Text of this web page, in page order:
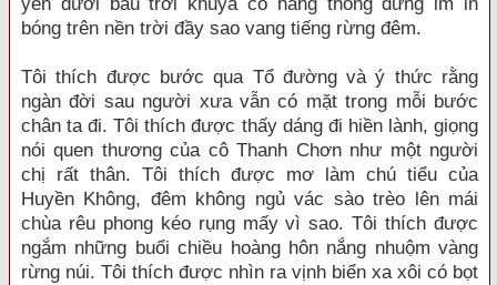
bóng trên nền trời đầy sao vang tiếng rừng đêm.
Tôi thích được bước qua Tổ đường và ý thức rằng
ngàn đời sau người xưa vẫn có mặt trong mỗi bước
chân ta đi. Tôi thích được thấy dáng đi hiền lành, giọng
nói quen thương của cô Thanh Chơn như một người
chị rất thân. Tôi thích được mơ làm chú tiểu của
Huyền Không, đêm không ngủ vác sào trèo lên mái
chùa rêu phong kéo rụng mấy vì sao. Tôi thích được
ngắm những buổi chiều hoàng hôn nắng nhuộm vàng
rừng núi. Tôi thích được nhìn ra vịnh biển xa xôi có bọt